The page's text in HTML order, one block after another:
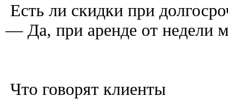
Есть ли скидки при
— Да, при аренде от недели
Что говорят клиенты